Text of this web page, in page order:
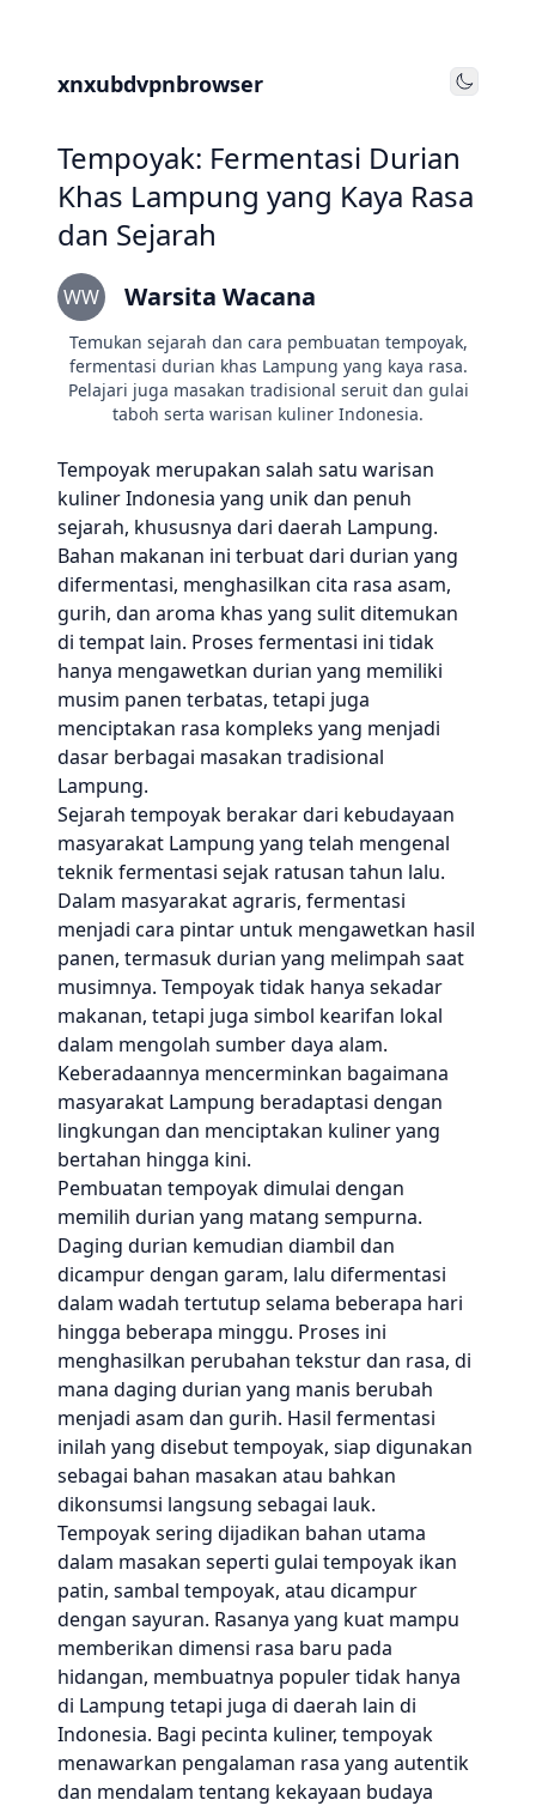
xnxubdvpnbrowser Toggle
Tempoyak: Fermentasi Durian
Khas Lampung yang Kaya Rasa
dan Sejarah
WW Warsita Wacana
Temukan sejarah dan cara pembuatan tempoyak,
fermentasi durian khas Lampung yang kaya rasa.
Pelajari juga masakan tradisional seruit dan gulai
taboh serta warisan kuliner Indonesia.
Tempoyak merupakan salah satu warisan
kuliner Indonesia yang unik dan penuh
sejarah, khususnya dari daerah Lampung.
Bahan makanan ini terbuat dari durian yang
difermentasi, menghasilkan cita rasa asam,
gurih, dan aroma khas yang sulit ditemukan
di tempat lain. Proses fermentasi ini tidak
hanya mengawetkan durian yang memiliki
musim panen terbatas, tetapi juga
menciptakan rasa kompleks yang menjadi
dasar berbagai masakan tradisional
Lampung.
Sejarah tempoyak berakar dari kebudayaan
masyarakat Lampung yang telah mengenal
teknik fermentasi sejak ratusan tahun lalu.
Dalam masyarakat agraris, fermentasi
menjadi cara pintar untuk mengawetkan hasil
panen, termasuk durian yang melimpah saat
musimnya. Tempoyak tidak hanya sekadar
makanan, tetapi juga simbol kearifan lokal
dalam mengolah sumber daya alam.
Keberadaannya mencerminkan bagaimana
masyarakat Lampung beradaptasi dengan
lingkungan dan menciptakan kuliner yang
bertahan hingga kini.
Pembuatan tempoyak dimulai dengan
memilih durian yang matang sempurna.
Daging durian kemudian diambil dan
dicampur dengan garam, lalu difermentasi
dalam wadah tertutup selama beberapa hari
hingga beberapa minggu. Proses ini
menghasilkan perubahan tekstur dan rasa, di
mana daging durian yang manis berubah
menjadi asam dan gurih. Hasil fermentasi
inilah yang disebut tempoyak, siap digunakan
sebagai bahan masakan atau bahkan
dikonsumsi langsung sebagai lauk.
Tempoyak sering dijadikan bahan utama
dalam masakan seperti gulai tempoyak ikan
patin, sambal tempoyak, atau dicampur
dengan sayuran. Rasanya yang kuat mampu
memberikan dimensi rasa baru pada
hidangan, membuatnya populer tidak hanya
di Lampung tetapi juga di daerah lain di
Indonesia. Bagi pecinta kuliner, tempoyak
menawarkan pengalaman rasa yang autentik
dan mendalam tentang kekayaan budaya